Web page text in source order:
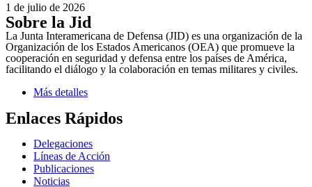
1 de julio de 2026
Sobre la Jid
La Junta Interamericana de Defensa (JID) es una organización de la
Organización de los Estados Americanos (OEA) que promueve la
cooperación en seguridad y defensa entre los países de América,
facilitando el diálogo y la colaboración en temas militares y civiles.
Más detalles
Enlaces Rápidos
Delegaciones
Líneas de Acción
Publicaciones
Noticias